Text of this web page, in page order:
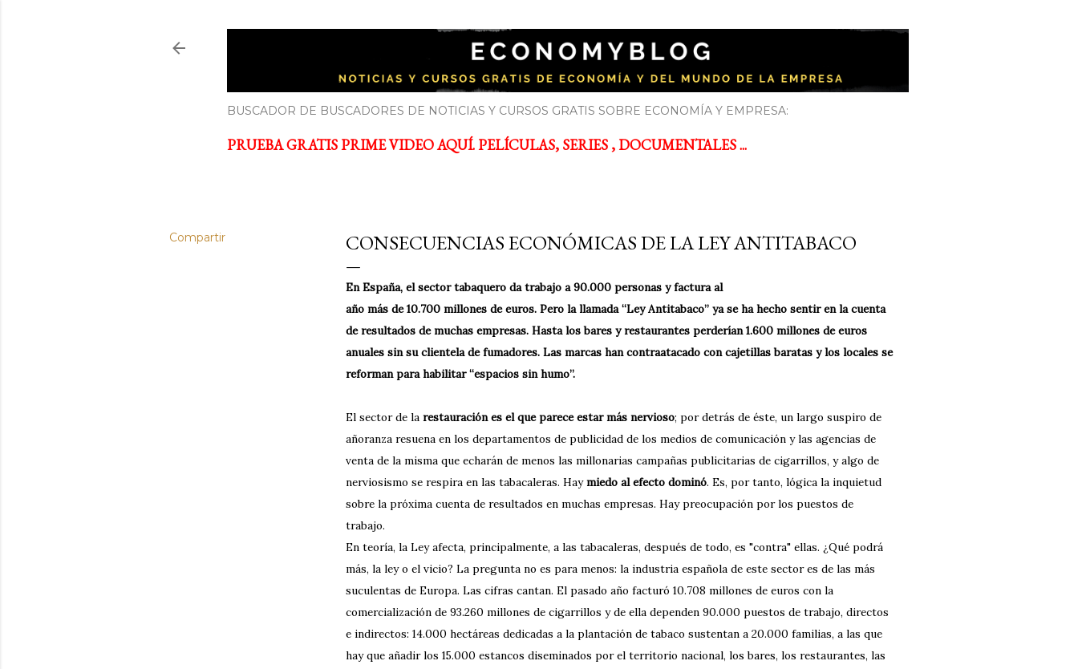
Noticias y cursos GRATIS sobre economía y el mundo de la empresa
BUSCADOR DE BUSCADORES DE NOTICIAS Y CURSOS GRATIS SOBRE ECONOMÍA Y EMPRESA:
PRUEBA GRATIS PRIME VIDEO AQUÍ. PELÍCULAS, SERIES , DOCUMENTALES ...
Compartir CONSECUENCIAS ECONÓMICAS DE LA LEY ANTITABACO
En España, el sector tabaquero da trabajo a 90.000 personas y factura al
año más de 10.700 millones de euros. Pero la llamada “Ley Antitabaco” ya se ha hecho sentir en la cuenta
de resultados de muchas empresas. Hasta los bares y restaurantes perderían 1.600 millones de euros
anuales sin su clientela de fumadores. Las marcas han contraatacado con cajetillas baratas y los locales se
reforman para habilitar “espacios sin humo”.
El sector de la restauración es el que parece estar más nervioso; por detrás de éste, un largo suspiro de
añoranza resuena en los departamentos de publicidad de los medios de comunicación y las agencias de
venta de la misma que echarán de menos las millonarias campañas publicitarias de cigarrillos, y algo de
nerviosismo se respira en las tabacaleras. Haymiedo al efecto dominó. Es, por tanto, lógica la inquietud
sobre la próxima cuenta de resultados en muchas empresas. Hay preocupación por los puestos de
trabajo.
En teoría, la Ley afecta, principalmente, a las tabacaleras, después de todo, es "contra" ellas. ¿Qué podrá
más, la ley o el vicio? La pregunta no es para menos: la industria española de este sector es de las más
suculentas de Europa. Las cifras cantan. El pasado año facturó 10.708 millones de euros con la
comercialización de 93.260 millones de cigarrillos y de ella dependen 90.000 puestos de trabajo, directos
e indirectos: 14.000 hectáreas dedicadas a la plantación de tabaco sustentan a 20.000 familias, a las que
hay que añadir los 15.000 estancos diseminados por el territorio nacional, los bares, los restaurantes, las